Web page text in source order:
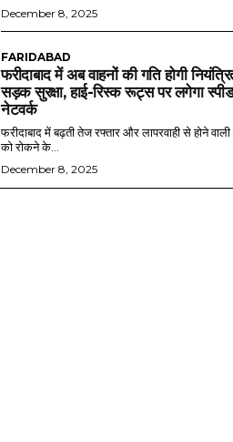
December 8, 2025
FARIDABAD
फरीदाबाद में अब वाहनों की गति होगी
सड़क सुरक्षा, हाई-रिस्क रूट्स पर लगेगा स्पीड
नेटवर्क
फरीदाबाद में बढ़ती तेज रफ्तार और लापरवाही से होने
को रोकने के...
December 8, 2025